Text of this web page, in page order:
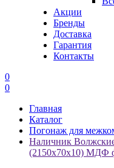
Акции
Бренды
Доставка
Гарантия
Контакты
0
0
Главная
Каталог
Погонаж для
Наличник
(2150x70x10) МДФ